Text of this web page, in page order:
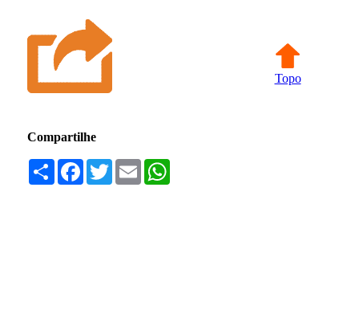
Topo
Compartilhe
Compartilhar
Facebook
TwitterEmail